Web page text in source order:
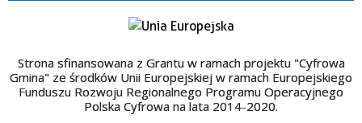
Strona sfinansowana z Grantu w ramach projektu "Cyfrowa
Gmina" ze środków Unii Europejskiej w ramach Europejskiego
Funduszu Rozwoju Regionalnego Programu Operacyjnego
Polska Cyfrowa na lata 2014-2020.